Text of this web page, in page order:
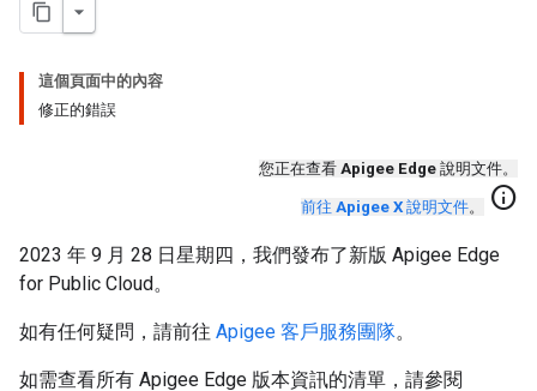
這個頁面中的內容
修正的錯誤
您正在查看 Apigee Edge 說明文件。
前往 Apigee X 說明文件。 info
2023 年 9 月 28 日星期四，我們發布了新版 Apigee Edge
for Public Cloud。
如有任何疑問，請前往 Apigee 客戶服務團隊。
如需查看所有 Apigee Edge 版本資訊的清單，請參閱